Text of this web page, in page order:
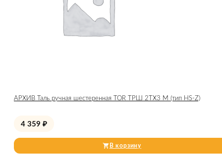
АРХИВ Таль ручная шестеренная TOR ТРШ 2ТХ3 М (тип HS-Z)
4 359 ₽
В корзину